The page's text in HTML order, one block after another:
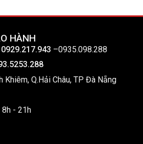
HÀNH
0929.217.943 –0935.098.288
Khiêm, Q.Hải Châu, TP Đà Nẵng
- 21h